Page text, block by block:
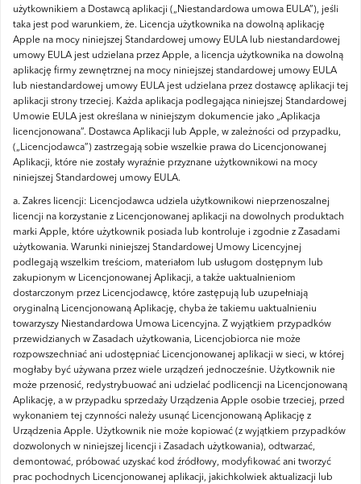
użytkownikiem a Dostawcą aplikacji („Niestandardowa umowa EULA”), jeśli
taka jest pod warunkiem, że. Licencja użytkownika na dowolną aplikację
Apple na mocy niniejszej Standardowej umowy EULA lub niestandardowej
umowy EULA jest udzielana przez Apple, a licencja użytkownika na dowolną
aplikację firmy zewnętrznej na mocy niniejszej standardowej umowy EULA
lub niestandardowej umowy EULA jest udzielana przez dostawcę aplikacji tej
aplikacji strony trzeciej. Każda aplikacja podlegająca niniejszej Standardowej
Umowie EULA jest określana w niniejszym dokumencie jako „Aplikacja
licencjonowana”. Dostawca Aplikacji lub Apple, w zależności od przypadku,
(„Licencjodawca”) zastrzegają sobie wszelkie prawa do Licencjonowanej
Aplikacji, które nie zostały wyraźnie przyznane użytkownikowi na mocy
niniejszej Standardowej umowy EULA.
a. Zakres licencji: Licencjodawca udziela użytkownikowi nieprzenoszalnej
licencji na korzystanie z Licencjonowanej aplikacji na dowolnych produktach
marki Apple, które użytkownik posiada lub kontroluje i zgodnie z Zasadami
użytkowania. Warunki niniejszej Standardowej Umowy Licencyjnej
podlegają wszelkim treściom, materiałom lub usługom dostępnym lub
zakupionym w Licencjonowanej Aplikacji, a także uaktualnieniom
dostarczonym przez Licencjodawcę, które zastępują lub uzupełniają
oryginalną Licencjonowaną Aplikację, chyba że takiemu uaktualnieniu
towarzyszy Niestandardowa Umowa Licencyjna. Z wyjątkiem przypadków
przewidzianych w Zasadach użytkowania, Licencjobiorca nie może
rozpowszechniać ani udostępniać Licencjonowanej aplikacji w sieci, w której
mogłaby być używana przez wiele urządzeń jednocześnie. Użytkownik nie
może przenosić, redystrybuować ani udzielać podlicencji na Licencjonowaną
Aplikację, a w przypadku sprzedaży Urządzenia Apple osobie trzeciej, przed
wykonaniem tej czynności należy usunąć Licencjonowaną Aplikację z
Urządzenia Apple. Użytkownik nie może kopiować (z wyjątkiem przypadków
dozwolonych w niniejszej licencji i Zasadach użytkowania), odtwarzać,
demontować, próbować uzyskać kod źródłowy, modyfikować ani tworzyć
prac pochodnych Licencjonowanej aplikacji, jakichkolwiek aktualizacji lub